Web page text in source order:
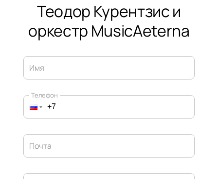
Теодор Курентзис и
оркестр MusicAeterna
Имя
Телефон
Почта